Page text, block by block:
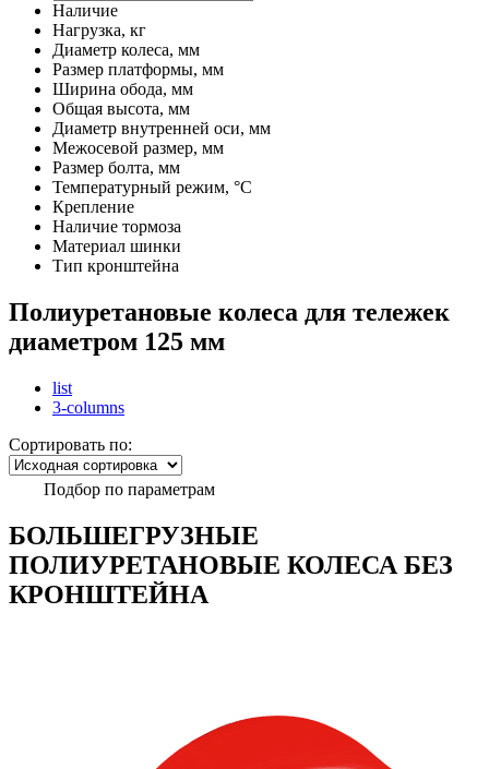
Наличие
Нагрузка, кг
Диаметр колеса, мм
Размер платформы, мм
Ширина обода, мм
Общая высота, мм
Диаметр внутренней оси, мм
Межосевой размер, мм
Размер болта, мм
Температурный режим, °С
Крепление
Наличие тормоза
Материал шинки
Тип кронштейна
Полиуретановые колеса для тележек
диаметром 125 мм
list
3-columns
Сортировать по:
Подбор по параметрам
БОЛЬШЕГРУЗНЫЕ
ПОЛИУРЕТАНОВЫЕ КОЛЕСА БЕЗ
КРОНШТЕЙНА